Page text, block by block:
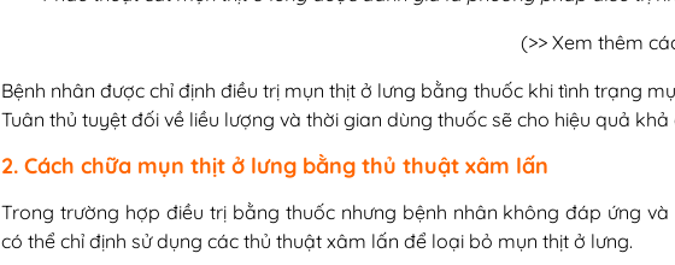
(>> Xem thêm
Bệnh nhân được chỉ định điều trị mụn thịt ở lưng bằng thuốc khi tình trạng
Tuân thủ tuyệt đối về liều lượng và thời gian dùng thuốc sẽ cho hiệu quả khả
2. Cách chữa mụn thịt ở lưng bằng thủ thuật xâm lấn
Trong trường hợp điều trị bằng thuốc nhưng bệnh nhân không đáp ứng
có thể chỉ định sử dụng các thủ thuật xâm lấn để loại bỏ mụn thịt ở lưng.